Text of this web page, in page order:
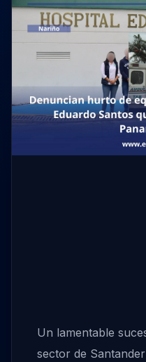
Un lamentable
sector de